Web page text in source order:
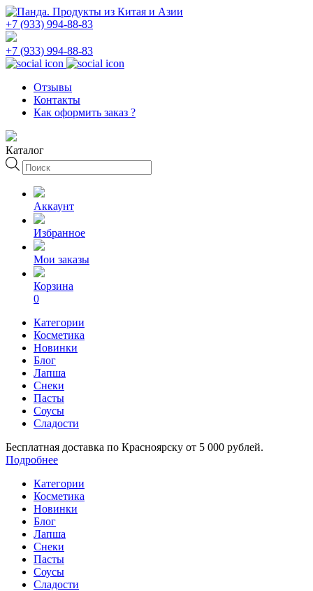
+7 (933) 994-88-83
+7 (933) 994-88-83
Отзывы
Контакты
Как оформить заказ ?
Каталог
Поиск
товаров
Аккаунт
Избранное
Мои заказы
Корзина
0
Категории
Косметика
Новинки
Блог
Лапша
Снеки
Пасты
Соусы
Сладости
Бесплатная доставка по Красноярску от 5 000 рублей.
Подробнее
Категории
Косметика
Новинки
Блог
Лапша
Снеки
Пасты
Соусы
Сладости